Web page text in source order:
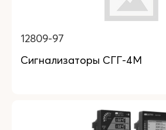
12809-97
Сигнализаторы СГГ-4М